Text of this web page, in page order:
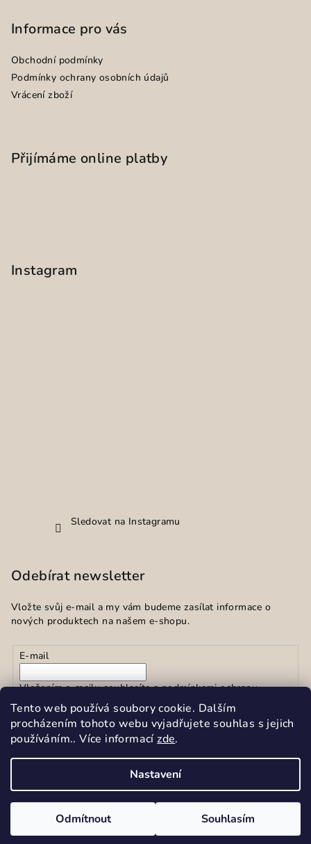
Tento web používá soubory cookie. Dalším
procházením tohoto webu vyjadřujete souhlas s jejich
používáním.. Více informacízde.
Nastavení
Odmítnout Souhlasím
Informace pro vás
Obchodní podmínky
Podmínky ochrany osobních údajů
Vrácení zboží
Přijímáme online platby
Instagram
Sledovat na Instagramu
Odebírat newsletter
Vložte svůj e-mail a my vám budeme zasílat informace o
nových produktech na našem e-shopu.
E-mail
Vložením e-mailu souhlasíte spodmínkami ochrany
osobních údajů
Přihlásit se
Upravit nastavení cookies
Vytvořil Shoptet